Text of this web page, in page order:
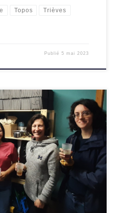
Topos Trièves
Publié5 mai 2023
de nouveaux bénévoles
sensibiliser à la
et faire découvrir la
bénévoles pour